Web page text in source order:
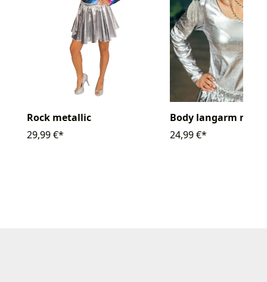
Rock metallic
29,99 €*
Body langarm
24,99 €*